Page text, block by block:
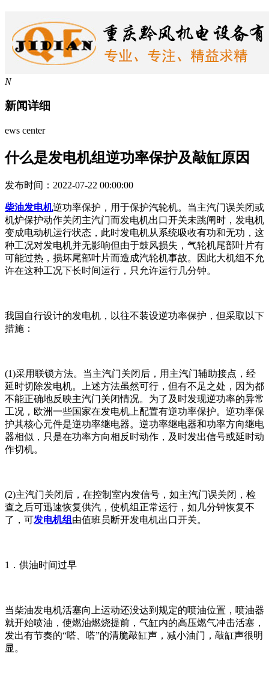
N
新闻详细
ews center
什么是发电机组逆功率保护及敲缸原因
发布时间：2022-07-22 00:00:00
柴油发电机逆功率保护，用于保护汽轮机。当主汽门误关闭或
机炉保护动作关闭主汽门而发电机出口开关未跳闸时，发电机
变成电动机运行状态，此时发电机从系统吸收有功和无功，这
种工况对发电机并无影响但由于鼓风损失，气轮机尾部叶片有
可能过热，损坏尾部叶片而造成汽轮机事故。因此大机组不允
许在这种工况下长时间运行，只允许运行几分钟。
我国自行设计的发电机，以往不装设逆功率保护，但采取以下
措施：
(1)采用联锁方法。当主汽门关闭后，用主汽门辅助接点，经
延时切除发电机。上述方法虽然可行，但有不足之处，因为都
不能正确地反映主汽门关闭情况。为了及时发现逆功率的异常
工况，欧洲一些国家在发电机上配置有逆功率保护。逆功率保
护其核心元件是逆功率继电器。逆功率继电器和功率方向继电
器相似，只是在功率方向相反时动作，及时发出信号或延时动
作切机。
(2)主汽门关闭后，在控制室内发信号，如主汽门误关闭，检
查之后可迅速恢复供汽，使机组正常运行，如几分钟恢复不
了，可发电机组 由值班员断开发电机出口开关。
1．供油时间过早
当柴油发电机活塞向上运动还没达到规定的喷油位置，喷油器
就开始喷油，使燃油燃烧提前，气缸内的高压燃气冲击活塞，
发出有节奏的“嗒、嗒”的清脆敲缸声，减小油门，敲缸声很明
显。